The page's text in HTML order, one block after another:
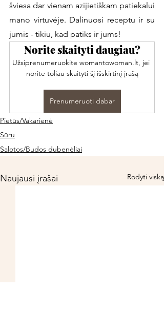
šviesa dar vienam azijietiškam patiekalui
mano virtuvėje. Dalinuosi receptu ir su
jumis - tikiu, kad patiks ir jums!
Norite skaityti daugiau?
Užsiprenumeruokite womantowoman.lt, jei
norite toliau skaityti šį išskirtinį įrašą
Prenumeruoti dabar
Pietūs/Vakarienė
Sūru
Salotos/Budos dubenėliai
Naujausi įrašai Rodyti viską